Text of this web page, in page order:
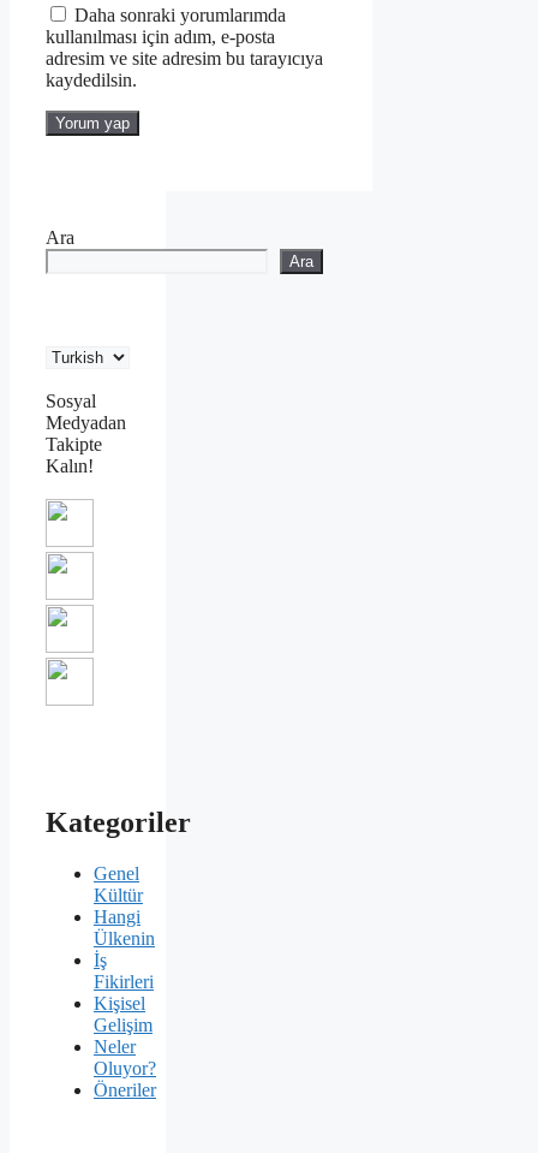
Daha sonraki yorumlarımda
kullanılması için adım, e-posta
adresim ve site adresim bu tarayıcıya
kaydedilsin.
Ara
Ara
Sosyal
Medyadan
Takipte
Kalın!
Kategoriler
Genel
Kültür
Hangi
Ülkenin
İş
Fikirleri
Kişisel
Gelişim
Neler
Oluyor?
Öneriler